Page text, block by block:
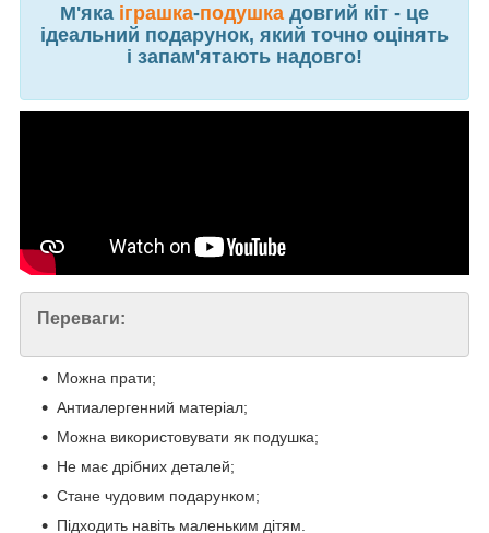
М'яка іграшка-подушка довгий кіт - це
ідеальний подарунок, який точно оцінять
і запам'ятають надовго!
Переваги:
Можна прати;
Антиалергенний матеріал;
Можна використовувати як подушка;
Не має дрібних деталей;
Стане чудовим подарунком;
Підходить навіть маленьким дітям.